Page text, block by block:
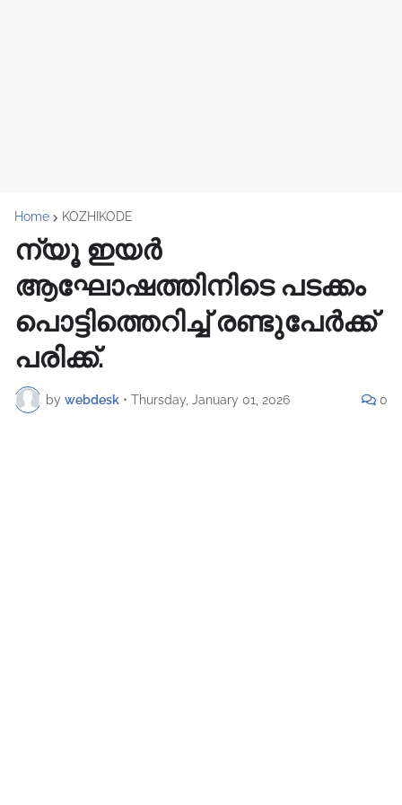
Home KOZHIKODE
ന്യൂ ഇയര്‍
ആഘോഷത്തിനിടെ പടക്കം
പൊട്ടിത്തെറിച്ച് രണ്ടുപേര്‍ക്ക്
പരിക്ക്.
by webdesk • Thursday, January 01, 2026 0